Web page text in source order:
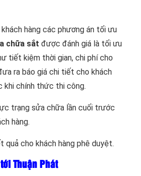
hàng các phương án tối ưu
chữa sắt được đánh giá là tối ưu
tiết kiệm thời gian, chi phí cho
ra báo giá chi tiết cho khách
khi chính thức thi công.
trạng sửa chữa lần cuối trước
hàng.
quả cho khách hàng phê duyệt.
Thuận Phát